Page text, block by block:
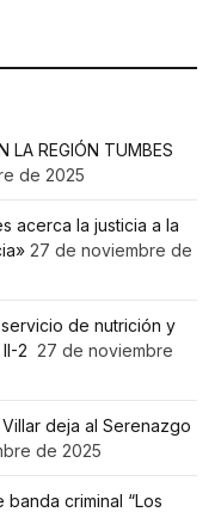
LA REGIÓN TUMBES
de 2025
acerca la justicia a la
27 de noviembre de
de nutrición y
2 27 de noviembre
deja al Serenazgo
de 2025
criminal “Los